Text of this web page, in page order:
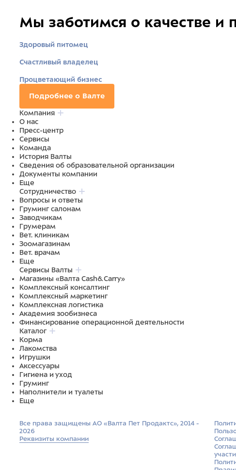
Мы заботимся о качестве и
Здоровый питомец
Счастливый владелец
Процветающий бизнес
Подробнее о Валте
Компания
О нас
Пресс-центр
Сервисы
Команда
История Валты
Сведения об образовательной организации
Документы компании
Еще
Сотрудничество
Вопросы и ответы
Груминг салонам
Заводчикам
Грумерам
Вет. клиникам
Зоомагазинам
Вет. врачам
Еще
Сервисы Валты
Магазины «Валта Cash&Carry»
Комплексный консалтинг
Комплексный маркетинг
Комплексная логистика
Академия зообизнеса
Финансирование операционной деятельности
Каталог
Корма
Лакомства
Игрушки
Аксессуары
Гигиена и уход
Груминг
Наполнители и туалеты
Еще
Все права защищены АО «Валта Пет Продактс», 2014 -
2026
Реквизиты компании